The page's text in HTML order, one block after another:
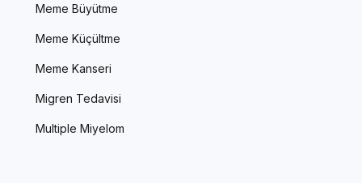
Meme Büyütme
Meme Küçültme
Meme Kanseri
Migren Tedavisi
Multiple Miyelom